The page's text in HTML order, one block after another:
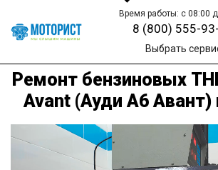
Время работы: с 08:00
8 (800) 555-
Выбрать
Ремонт бензиновых
Avant (Ауди A6